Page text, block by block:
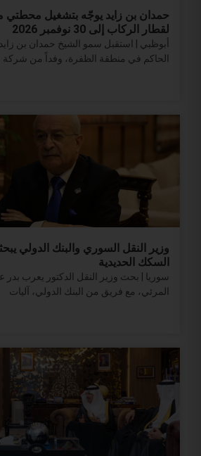
حمدان بن زايد يوجّه بتشغيل محطتي
لقطار الركاب إلى 30 نوفمبر 2026
أبوظبي | استقبل سمو الشيخ حمدان بن
الحاكم في منطقة الظفرة، وفداً من شركة
وزير النقل السوري والبنك الدولي
السكك الحديدية
سوريا | بحث وزير النقل الدكتور يعرب بدر
المرئي، مع فريق من البنك الدولي، آليات